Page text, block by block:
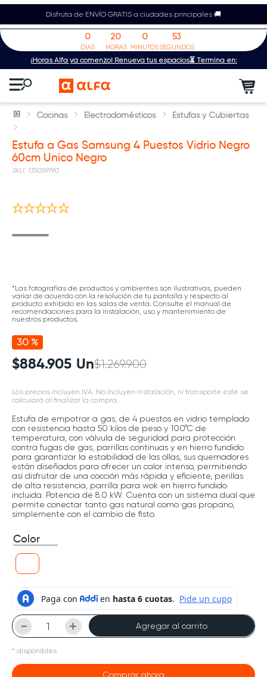
Disfruta de ENVÍO GRATIS a ciudades principales 🚚
¡Horas Alfa ya comenzó! Renueva tus espacios⏳ Termina en:
0
DÍAS
20
HORAS
0
MINUTOS
53
SEGUNDOS
Cocinas Electrodomésticos Estufas y Cubiertas
Estufa a Gas Samsung 4 Puestos Vidrio Negro
60cm Unico Negro
: 135059190
*Las fotografías de productos y ambientes son ilustrativas, pueden
variar de acuerdo con la resolución de tu pantalla y respecto al
producto exhibido en las salas de venta. Consulte el manual de
recomendaciones para la instalación, uso y mantenimiento de
nuestros productos.
30 %
$884.905 Un$1.269.900
Los precios incluyen IVA. No incluyen instalación, ni transporte este se
calculará al finalizar la compra.
Estufa de empotrar a gas, de 4 puestos en vidrio templado
con resistencia hasta 50 kilos de peso y 100°C de
temperatura, con válvula de seguridad para protección
contra fugas de gas, parrillas continuas y en hierro fundido
para garantizar la estabilidad de las ollas, sus quemadores
están diseñados para ofrecer un calor intenso, permitiendo
así disfrutar de una cocción más rápida y eficiente, perillas
de alta resistencia, parrilla para wok en hierro fundido
incluida. Potencia de 8.0 kW. Cuenta con un sistema dual que
permite conectar tanto gas natural como gas propano,
simplemente con el cambio de fisto.
Color
＋
－ Agregar al carrito
* disponibles.
Comprar ahora